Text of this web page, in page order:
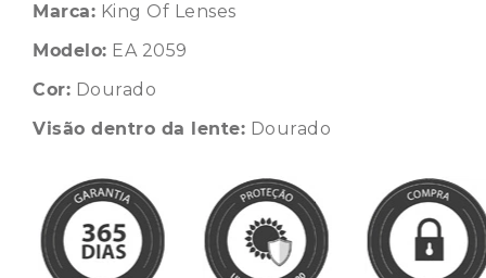
Marca: King Of Lenses
Modelo: EA 2059
Cor: Dourado
Visão dentro da lente: Dourado